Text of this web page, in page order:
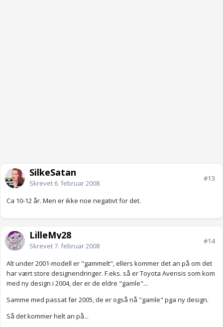
SilkeSatan
Skrevet 6. februar 2008
#13
Ca 10-12 år. Men er ikke noe negativt for det.
LilleMy28
Skrevet7. februar 2008
#14
Alt under 2001-modell er "gammelt", ellers kommer det an på om det
har vært store designendringer. F.eks. så er Toyota Avensis som kom
med ny design i 2004, der er de eldre "gamle"...
Samme med passat før 2005, de er også nå "gamle" pga ny design.
Så det kommer helt an på...